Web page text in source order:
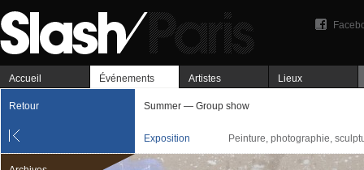
Accueil Événements Artistes Lieux
Retour Summer — Group show
Exposition Peinture, photographie,